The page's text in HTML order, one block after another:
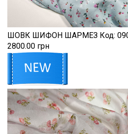
ШОВК ШИФОН ШАРМЕЗ Код:
2800.00 грн